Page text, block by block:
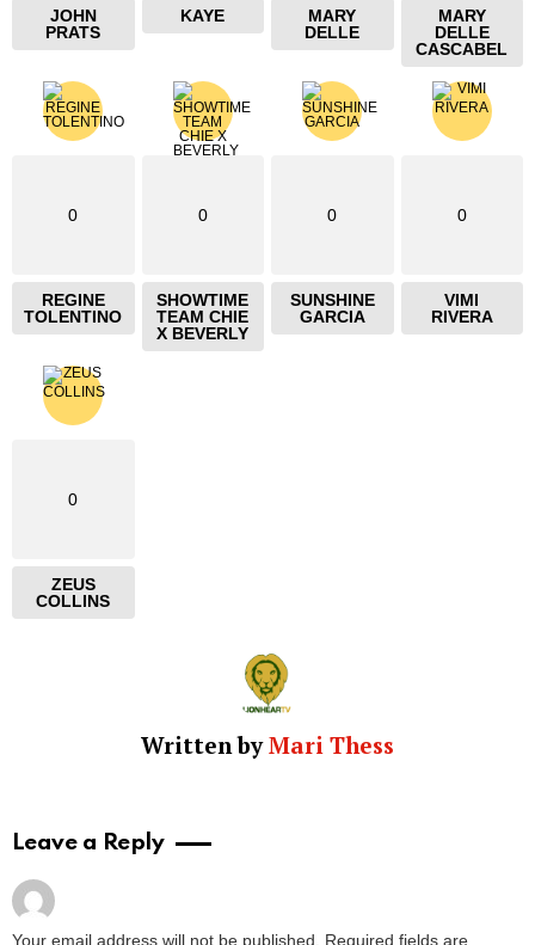
JOHN
PRATS
KAYE
MARY
DELLE
MARY
DELLE
CASCABEL
0
REGINE
TOLENTINO
0
SHOWTIME
TEAM CHIE
X BEVERLY
0
SUNSHINE
GARCIA
0
VIMI
RIVERA
0
ZEUS
COLLINS
Written byMari Thess
Leave a Reply
Your email address will not be published.
Required fields are